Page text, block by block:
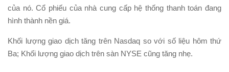
của nó. Cổ phiếu của nhà cung cấp hệ thống thanh toán đang
hình thành nền giá.
Khối lượng giao dịch tăng trên Nasdaq so với số liệu hôm thứ
Ba; Khối lượng giao dịch trên sàn NYSE cũng tăng nhẹ.